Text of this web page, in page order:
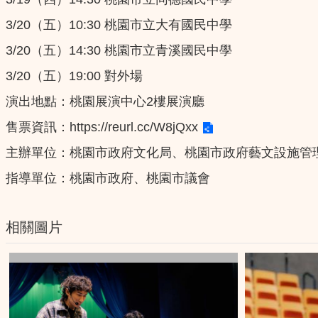
3/20（五）10:30 桃園市立大有國民中學
3/20（五）14:30 桃園市立青溪國民中學
3/20（五）19:00 對外場
演出地點：桃園展演中心2樓展演廳
售票資訊： https://reurl.cc/W8jQxx
主辦單位：桃園市政府文化局、桃園市政府藝文設施管
指導單位：桃園市政府、桃園市議會
相關圖片